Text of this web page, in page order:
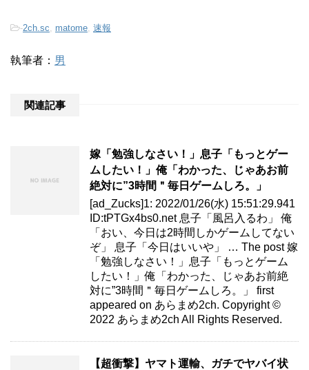
-2ch.sc matome 速報
執筆者： 男
関連記事
嫁「勉強しなさい！」息子「もっとゲー
ムしたい！」俺「わかった、じゃあお前
絶対に”3時間＂毎日ゲームしろ。」
[ad_Zucks]1: 2022/01/26(水) 15:51:29.941
ID:tPTGx4bs0.net 息子「風呂入るわ」 俺
「おい、今日は2時間しかゲームしてない
ぞ」 息子「今日はいいや」 … The post 嫁
「勉強しなさい！」息子「もっとゲーム
したい！」俺「わかった、じゃあお前絶
対に”3時間＂毎日ゲームしろ。」 first
appeared on あらまめ2ch. Copyright ©
2022 あらまめ2ch All Rights Reserved.
【超衝撃】ヤマト運輸、ガチでヤバイ状